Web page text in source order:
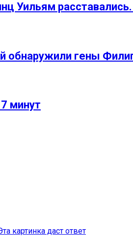
Уильям расставались.
обнаружили гены
минут
картинка даст ответ